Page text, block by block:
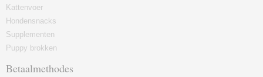
Kattenvoer
Hondensnacks
Supplementen
Puppy brokken
Betaalmethodes